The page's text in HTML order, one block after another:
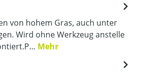
von hohem Gras, auch unter
Wird ohne Werkzeug anstelle
Mehr